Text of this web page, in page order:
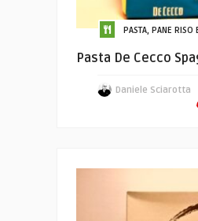
PASTA, PANE RISO
Pasta De Cecco
Daniele Sciarotta